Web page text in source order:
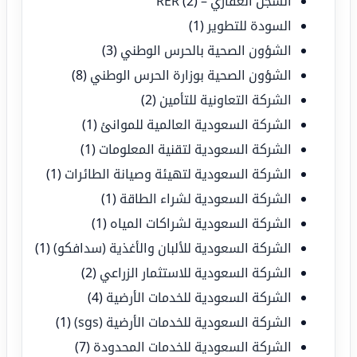
السودة للتطوير (1)
الشؤون الصحية بالحرس الوطني (3)
الشؤون الصحية بوزارة الحرس الوطني (8)
الشركة التعاونية للتأمين (2)
الشركة السعودية العالمية للموانئ (1)
الشركة السعودية لتقنية المعلومات (1)
الشركة السعودية لتهيئة وصيانة الطائرات (1)
الشركة السعودية لشراء الطاقة (1)
الشركة السعودية لشراكات المياه (1)
الشركة السعودية للألبان والأغذية (سدافكو)(1)
الشركة السعودية للاستثمار الزراعي (2)
الشركة السعودية للخدمات الأرضية (4)
الشركة السعودية للخدمات الأرضية (sgs)
(1)
الشركة السعودية للخدمات المحدودة (7)